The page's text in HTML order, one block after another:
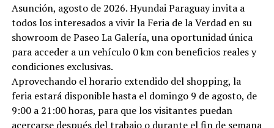
Asunción, agosto de 2026. Hyundai Paraguay invita a
todos los interesados a vivir la Feria de la Verdad en su
showroom de Paseo La Galería, una oportunidad única
para acceder a un vehículo 0 km con beneficios reales y
condiciones exclusivas.
Aprovechando el horario extendido del shopping, la
feria estará disponible hasta el domingo 9 de agosto, de
9:00 a 21:00 horas, para que los visitantes puedan
acercarse después del trabajo o durante el fin de semana